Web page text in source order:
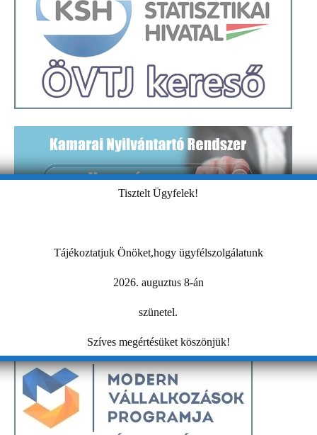
Tisztelt Ügyfelek!
Tájékoztatjuk Önöket,hogy ügyfélszolgálatunk
2026. auguztus 8-án
szünetel.
Szíves megértésüket köszönjük!